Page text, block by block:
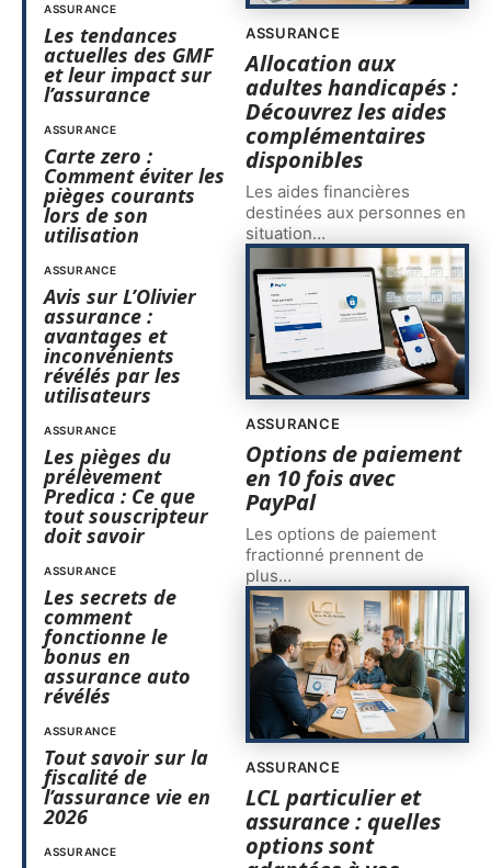
ASSURANCE
Les tendances
actuelles des GMF
et leur impact sur
l’assurance
ASSURANCE
Carte zero :
Comment éviter les
pièges courants
lors de son
utilisation
ASSURANCE
Avis sur L’Olivier
assurance :
avantages et
inconvénients
révélés par les
utilisateurs
ASSURANCE
Les pièges du
prélèvement
Predica : Ce que
tout souscripteur
doit savoir
ASSURANCE
Les secrets de
comment
fonctionne le
bonus en
assurance auto
révélés
ASSURANCE
Tout savoir sur la
fiscalité de
l’assurance vie en
2026
ASSURANCE
ASSURANCE
Allocation aux
adultes handicapés :
Découvrez les aides
complémentaires
disponibles
Les aides financières
destinées aux personnes en
situation…
ASSURANCE
Options de paiement
en 10 fois avec
PayPal
Les options de paiement
fractionné prennent de
plus…
ASSURANCE
LCL particulier et
assurance : quelles
options sont